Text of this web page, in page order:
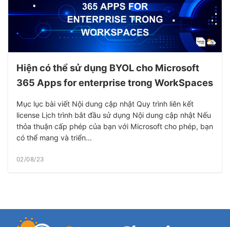
Hiện có thể sử dụng BYOL cho Microsoft
365 Apps for enterprise trong WorkSpaces
Mục lục bài viết Nội dung cập nhật Quy trình liên kết
license Lịch trình bắt đầu sử dụng Nội dung cập nhật Nếu
thỏa thuận cấp phép của bạn với Microsoft cho phép, bạn
có thể mang và triển...
02/08/23